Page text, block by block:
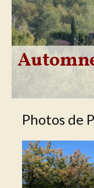
Photos de